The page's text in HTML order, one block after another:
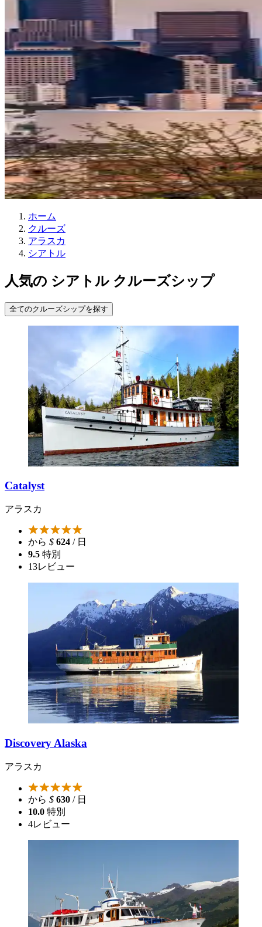
ホーム
クルーズ
アラスカ
シアトル
人気の シアトル クルーズシップ
全てのクルーズシップを探す
Catalyst
アラスカ
から $ 624 / 日
9.5 特別
13レビュー
Discovery Alaska
アラスカ
から $ 630 / 日
10.0 特別
4レビュー